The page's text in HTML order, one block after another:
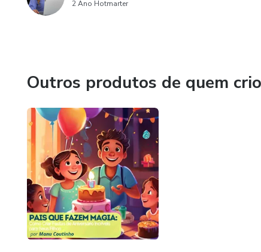
2 Ano Hotmarter
Outros produtos de quem